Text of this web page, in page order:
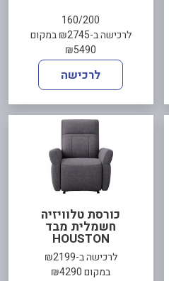
160/200
לרכישה ב-₪2745 במקום
₪5490
לרכישה
כורסת טלוויזיה
חשמלית מבד
HOUSTON
לרכישה ב-₪2199
במקום ₪4290